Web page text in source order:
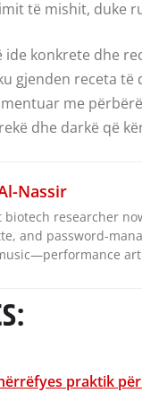
të mishit, duke
ide konkrete dhe
gjenden receta
me
dhe darkë që
Nassir
biotech researcher
and password-
praktik